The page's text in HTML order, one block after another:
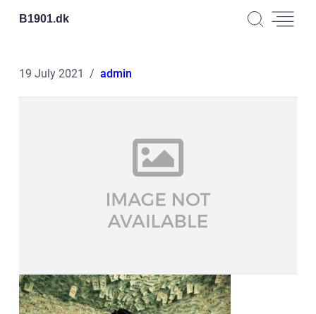
B1901.dk
19 July 2021 admin